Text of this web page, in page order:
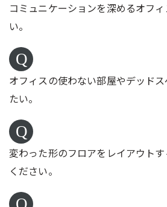
コミュニケーションを深めるオフ
い。
オフィスの使わない部屋やデッド
たい。
変わった形のフロアをレイアウト
ください。